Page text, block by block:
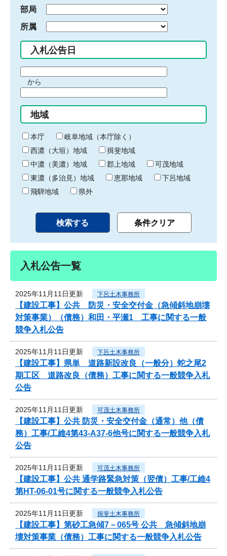
部局
所属
入札公告日
間
始
り
から
間
終
わ
り
地域
本庁
岐阜地域（本庁除く）
西濃（大垣）地域
揖斐地域
中濃（美濃）地域
郡上地域
可茂地域
東濃（多治見）地域
恵那地域
下呂地域
飛騨地域
県外
入札公告一覧
2025年11月11日更新 下呂土木事務所
【建設工事】公共 防災・安全交付金（急傾斜地崩壊
対策事業）（債務）和田・平瀬1 工事に関する一般
競争入札公告
2025年11月11日更新 下呂土木事務所
【建設工事】県単 道路新設改良（一般分）蛇之尾2
期工区 道路改良（債務）工事に関する一般競争入札
公告
2025年11月11日更新 可茂土木事務所
【建設工事】公共 防災・安全交付金（通常）他（債
務）工事/工維4第43-A37-6他号に関する一般競争入札
公告
2025年11月11日更新 可茂土木事務所
【建設工事】公共 通学路緊急対策（翌債）工事/工維4
第HT-06-01号に関する一般競争入札公告
2025年11月11日更新 揖斐土木事務所
【建設工事】第砂工急傾7－065号 公共 急傾斜地崩
壊対策事業（債務）工事に関する一般競争入札公告